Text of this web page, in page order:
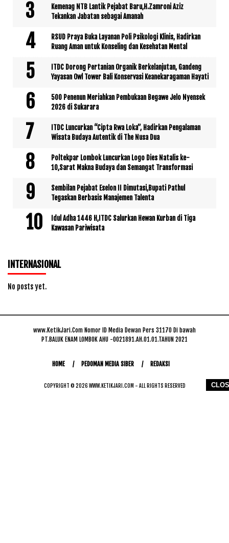
Kemenag NTB Lantik Pejabat Baru,H.Zamroni Aziz
Tekankan Jabatan sebagai Amanah
RSUD Praya Buka Layanan Poli Psikologi Klinis, Hadirkan
Ruang Aman untuk Konseling dan Kesehatan Mental
ITDC Dorong Pertanian Organik Berkelanjutan, Gandeng
Yayasan Owl Tower Bali Konservasi Keanekaragaman Hayati
500 Penenun Meriahkan Pembukaan Begawe Jelo Nyensek
2026 di Sukarara
ITDC Luncurkan “Cipta Rwa Loka”, Hadirkan Pengalaman
Wisata Budaya Autentik di The Nusa Dua
Poltekpar Lombok Luncurkan Logo Dies Natalis ke-
10,Sarat Makna Budaya dan Semangat Transformasi
Sembilan Pejabat Eselon II Dimutasi,Bupati Pathul
Tegaskan Berbasis Manajemen Talenta
Idul Adha 1446 H,ITDC Salurkan Hewan Kurban di Tiga
Kawasan Pariwisata
INTERNASIONAL
No posts yet.
www.KetikJari.Com Nomor ID Media Dewan Pers 31170 Di bawah
PT.BALUK ENAM LOMBOK AHU -0021891.AH.01.01.TAHUN 2021
HOME PEDOMAN MEDIA SIBER REDAKSI
COPYRIGHT © 2026 WWW.KETIKJARI.COM - ALL RIGHTS RESERVED